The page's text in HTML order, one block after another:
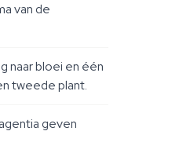
van de
naar bloei en één
tweede plant.
geven